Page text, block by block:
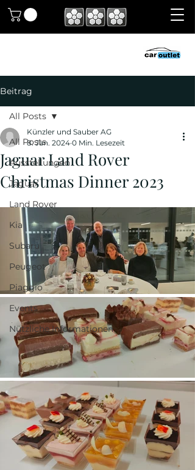
Beitrag
All Posts
Ausstellungen
Jaguar
Land Rover
Kia
Subaru
Peugeot
Piaggio
Events
Nützliche Informationen
All Posts
Jaguar Land Rover
Christmas Dinner 2023
Künzler und Sauber AG
8. Jan. 2024 0 Min. Lesezeit